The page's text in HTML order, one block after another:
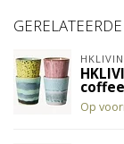
Op